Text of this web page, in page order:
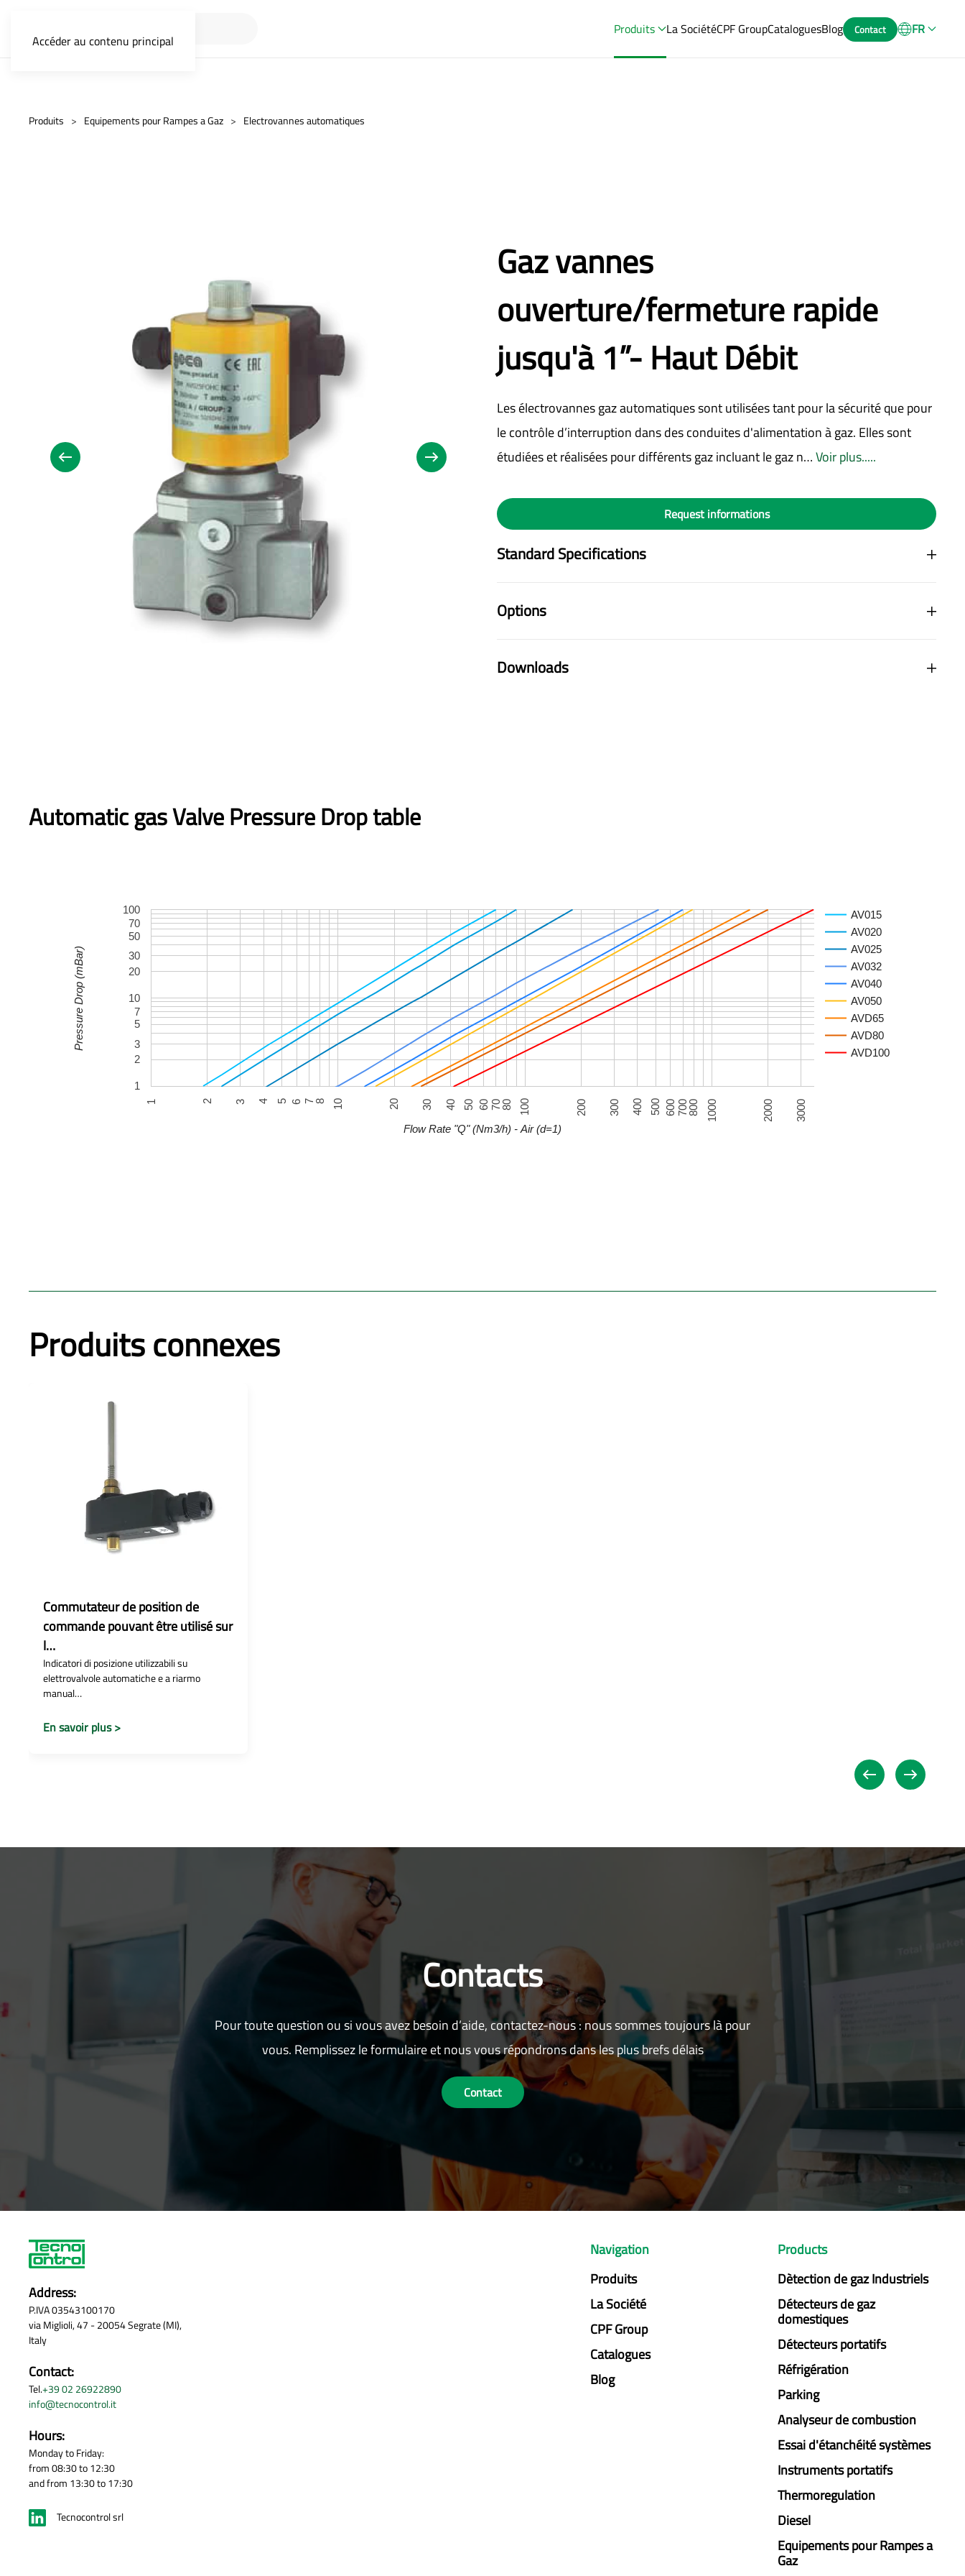
Accéder au contenu principal
Produits La SociétéCPF GroupCataloguesBlog Contact FR
Produits Equipements pour Rampes a Gaz Electrovannes automatiques
Gaz vannes
ouverture/fermeture rapide
jusqu'à 1”- Haut Débit
Les électrovannes gaz automatiques sont utilisées tant pour la sécurité que pour
le contrôle d’interruption dans des conduites d'alimentation à gaz. Elles sont
étudiées et réalisées pour différents gaz incluant le gaz n…Voir plus.....
Request informations
Standard Specifications
Options
Downloads
Automatic gas Valve Pressure Drop table
Produits connexes
Commutateur de position de
commande pouvant être utilisé sur
l…
Indicatori di posizione utilizzabili su
elettrovalvole automatiche e a riarmo
manual…
En savoir plus >
Contacts
Pour toute question ou si vous avez besoin d’aide, contactez-nous : nous sommes toujours là pour
vous. Remplissez le formulaire et nous vous répondrons dans les plus brefs délais
Contact
Address:
P.IVA 03543100170
via Miglioli, 47 - 20054 Segrate (MI),
Italy
Contact:
Tel.+39 02 26922890
info@tecnocontrol.it
Hours:
Monday to Friday:
from 08:30 to 12:30
and from 13:30 to 17:30
Tecnocontrol srl
Navigation
Produits
La Société
CPF Group
Catalogues
Blog
Products
Dètection de gaz Industriels
Détecteurs de gaz
domestiques
Détecteurs portatifs
Réfrigération
Parking
Analyseur de combustion
Essai d'étanchéité systèmes
Instruments portatifs
Thermoregulation
Diesel
Equipements pour Rampes a
Gaz